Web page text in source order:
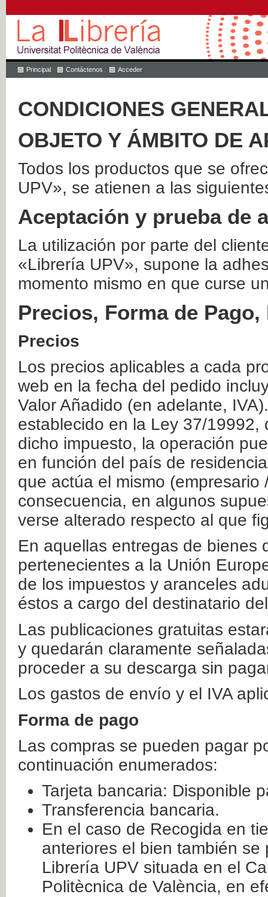
Principal Contáctenos Acceder
CONDICIONES
OBJETO Y ÁMBITO DE
Todos los productos que se
UPV», se atienen a las
Aceptación y prueba de
La utilización por parte del
«Librería UPV», supone la
momento mismo en que curse
Precios, Forma de
Precios
Los precios aplicables a cada
web en la fecha del pedido
Valor Añadido (en adelante,
establecido en la Ley 37/
dicho impuesto, la operación
en función del país de
que actúa el mismo
consecuencia, en algunos
verse alterado respecto al que
En aquellas entregas de bienes
pertenecientes a la Unión
de los impuestos y aranceles
éstos a cargo del destinatario
Las publicaciones gratuitas
y quedarán claramente
proceder a su descarga sin
Los gastos de envío y el IVA
Forma de pago
Las compras se pueden pagar
continuación enumerados:
Tarjeta bancaria: Disponible
Transferencia bancaria.
En el caso de Recogida en
anteriores el bien también
Librería UPV situada en el
Politècnica de València, en